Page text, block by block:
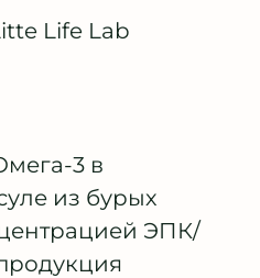
Life Lab
3 в
из бурых
ЭПК/